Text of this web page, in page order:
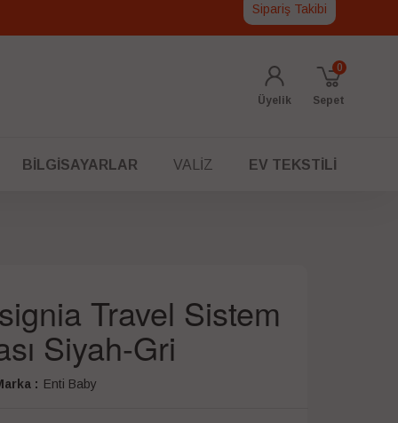
Sipariş Takibi
Üyelik Sepet
0
BILGISAYARLAR VALIZ EV TEKSTILI
Travel Sistem
Siyah-Gri
: Enti Baby